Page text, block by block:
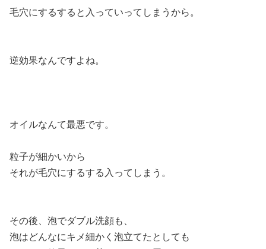
毛穴にするすると入っていってしまうから。
逆効果なんですよね。
オイルなんて最悪です。
粒子が細かいから
それが毛穴にするする入ってしまう。
その後、泡でダブル洗顔も、
泡はどんなにキメ細かく泡立てたとしても